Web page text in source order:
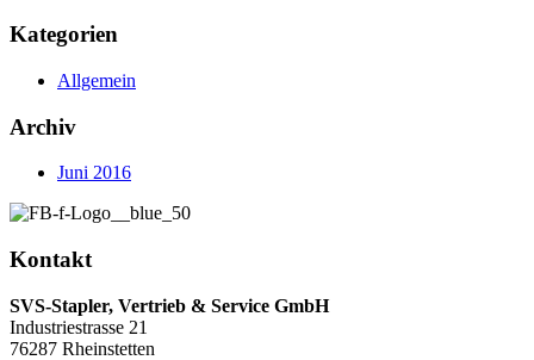
Kategorien
Allgemein
Archiv
Juni 2016
Kontakt
SVS-Stapler, Vertrieb & Service GmbH
Industriestrasse 21
76287 Rheinstetten